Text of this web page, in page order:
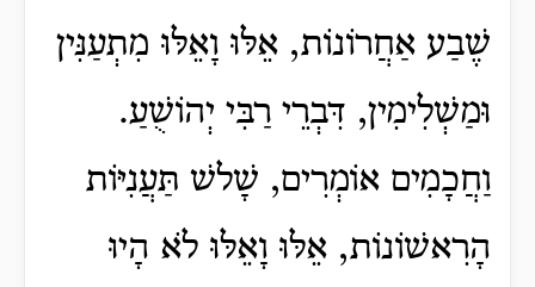
שֶׁבַע אַחֲרוֹנוֹת, אֵלּוּ וָאֵלּוּ מִתְעַנִּין
וּמַשְׁלִימִין, דִּבְרֵי רַבִּי יְהוֹשֻׁעַ.
וַחֲכָמִים אוֹמְרִים, שָׁלשׁ תַּעֲנִיּוֹת
הָרִאשׁוֹנוֹת, אֵלּוּ וָאֵלּוּ לֹא הָיוּ